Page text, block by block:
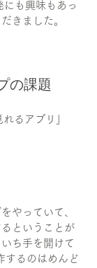
にも興味もあっ
きました。
の課題
れるアプリ」
やっていて、
ということが
ち手を開けて
するのはめんど